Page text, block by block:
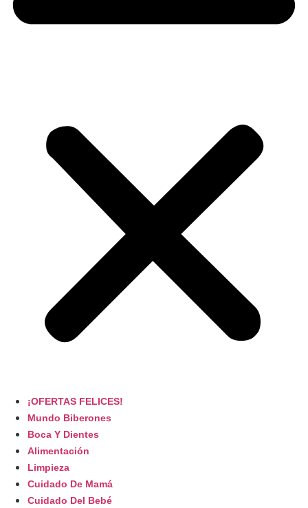
¡OFERTAS FELICES!
Mundo Biberones
Boca Y Dientes
Alimentación
Limpieza
Cuidado De Mamá
Cuidado Del Bebé